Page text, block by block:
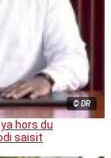
© DR
hors du
saisit